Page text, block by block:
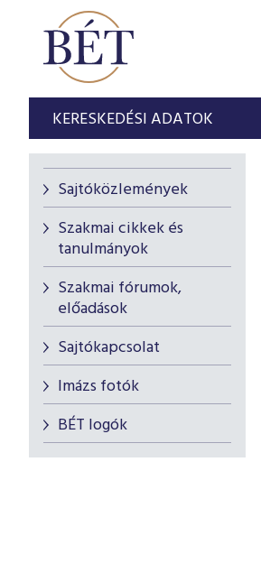
KERESKEDÉSI ADATOK
Sajtóközlemények
Szakmai cikkek és
tanulmányok
Szakmai fórumok,
előadások
Sajtókapcsolat
Imázs fotók
BÉT logók